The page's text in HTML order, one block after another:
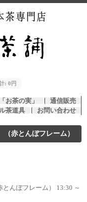
: 0円
お茶の実」
通信販売
茶道具 お問い合わせ
赤とんぼフレーム）
んぼフレーム） 13:30 ～